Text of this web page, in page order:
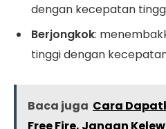
dengan kecepatan
Berjongkok:
tinggi dengan
Baca juga Cara
Free Fire, Jangan